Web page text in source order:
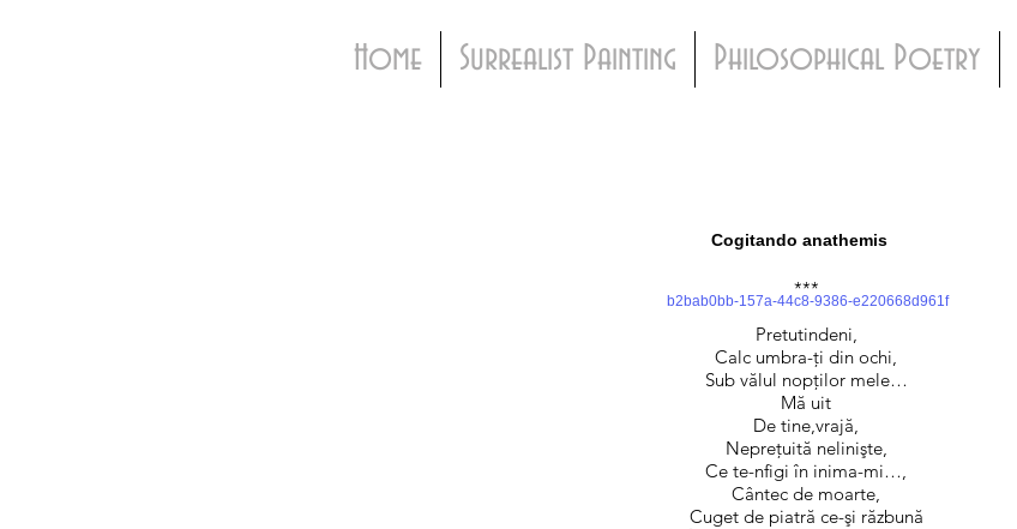
Home Surrealist Painting Philosophical Poetry
Cogitando anathemis
***
Pretutindeni,
Calc umbra-ţi din ochi,
Sub vălul nopţilor mele…
Mă uit
De tine,vrajă,
Nepreţuită nelinişte,
Ce te-nfigi în inima-mi…,
Cântec de moarte,
Cuget de piatră ce-şi răzbună
b2bab0bb-157a-44c8-9386-e220668d961f